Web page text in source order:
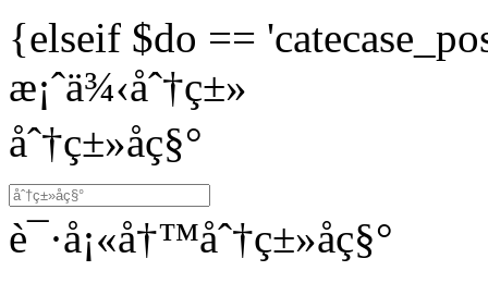
{elseif $do ==
æ¡ˆä¾‹åˆ†ç±»
åˆ†ç±»åç§°
è¯·å¡«å†™åˆ†ç±»åç§°